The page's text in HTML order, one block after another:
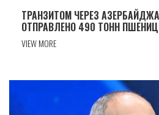
ТРАНЗИТОМ ЧЕРЕЗ
ОТПРАВЛЕНО 490 ТОНН
VIEW MORE